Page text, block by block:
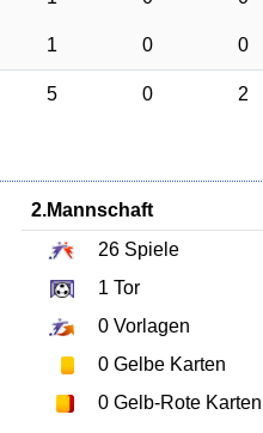
1 0 0
5 0 2
2.Mannschaft
26Spiele
1 Tor
0Vorlagen
0Gelbe Karten
0Gelb-Rote Karten